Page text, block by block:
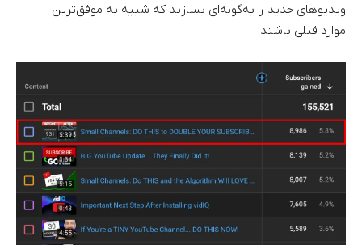
ویدیوهای جدید را به‌گونه‌ای بسازید که شبیه به موفق‌ترین
موارد قبلی باشند.